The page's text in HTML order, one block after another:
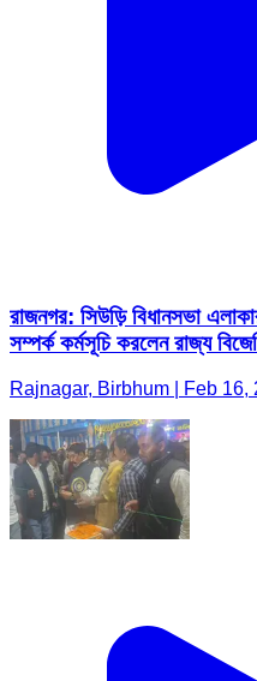
রাজনগর: সিউড়ি বিধানসভা
সম্পর্ক কর্মসূচি করলেন রাজ্য
Rajnagar, Birbhum | Feb 16,